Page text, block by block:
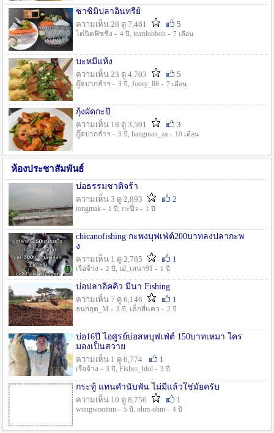
ซาซิมิปลาอินทรีย์
ความเห็น 28 ดู 7,461
5
ไต๋นิตฟิชชิ่ง - 4 ปี , teardohboh - 7 เดือน
บะหมี่แห้ง
ความเห็น 23 ดู 4,703
5
อู๊ดปากลำฯ - 3 ปี , Joeey_88 - 7 เดือน
กุ้งผัดกะปิ
ความเห็น 18 ดู 3,591
3
อู๊ดปากลำฯ - 3 ปี , hangman_za - 10 เดือน
ห้องประชาสัมพันธ์
บ่อธรรมชาติจร้า
ความเห็น 3 ดู 2,893
2
tongmak - 1 ปี , กะปิ๋ว - 1 ปี
chicanofishing กะพงบุฟเฟ่ต์200บาทลงปลากะพ
ง
ความเห็น 1 ดู 2,785
1
เรือจ้าง - 2 ปี , เอ๋_เสนา91 - 1 ปี
บ่อปลาอิคคิว มีนา Fishing
ความเห็น 7 ดู 6,146
1
ธนกฤต_M - 3 ปี , เด็กสี่แคว - 2 ปี
บ่อ16ปี ไอศูรย์บ่อสหบุฟเฟ่ต์ 150บาทเหมา ใคร
มองเป็นสวาย
ความเห็น 1 ดู 6,774
1
เรือจ้าง - 3 ปี , Fisher_Idol - 3 ปี
กระทู้ แทนคำนับพัน ไม่มีแล้วใช่มั๊ยครับ
ความเห็น 10 ดู 8,756
1
wongwoottun - 5 ปี , ohm-ohm - 4 ปี